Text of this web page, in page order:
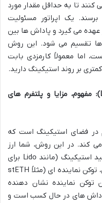
کنند تا به حداقل مقدار مورد
برسند. یک اپراتور مسئولیت
عهده می گیرد و پاداش ها بین
تقسیم می شود. این روش
اما معمولاً کارمزدی بابت
بر روند استیکینگ دارید.
لیکوئید استیکینگ (Liquid Staking): مفهوم، مزایا و پلتفرم های
در فضای استیکینگ است که
کند. در این روش، شما ارز
دیجیتال خود را در یک پلتفرم لیکوئید استیکینگ (مانند Lido برای
اتریوم) استیک می کنید و در ازای آن، توکن نماینده ای (مثلاً stETH
توکن نماینده نشان دهنده
های در حال کسب است و